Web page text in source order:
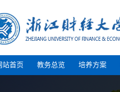
站首页 教务总览 培养方案